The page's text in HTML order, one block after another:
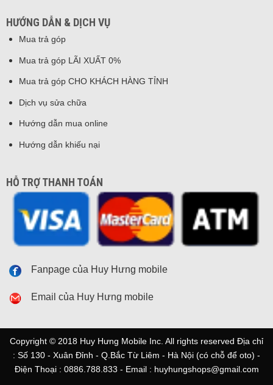
HƯỚNG DẪN & DỊCH VỤ
Mua trả góp
Mua trả góp LÃI XUẤT 0%
Mua trả góp CHO KHÁCH HÀNG TỈNH
Dịch vụ sửa chữa
Hướng dẫn mua online
Hướng dẫn khiếu nại
HỖ TRỢ THANH TOÁN
Fanpage của Huy Hưng mobile
Email của Huy Hưng mobile
Copyright © 2018 Huy Hưng Mobile Inc. All rights reserved Địa chỉ
: Số 130 - Xuân Đỉnh - Q.Bắc Từ Liêm - Hà Nội (có chỗ để oto) -
Điện Thoại : 0886.788.833 - Email : huyhungshops@gmail.com